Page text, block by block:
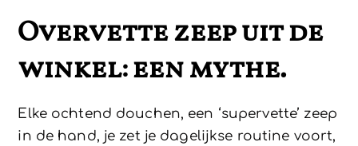
Overvette zeep uit de
winkel: een mythe.
Elke ochtend douchen, een ‘supervette’ zeep
in de hand, je zet je dagelijkse routine voort,